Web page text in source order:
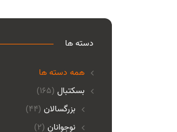
دسته ها
همه دسته ها
(165) بسکتبال
بزرگسالان (44)
نوجوانان (2)